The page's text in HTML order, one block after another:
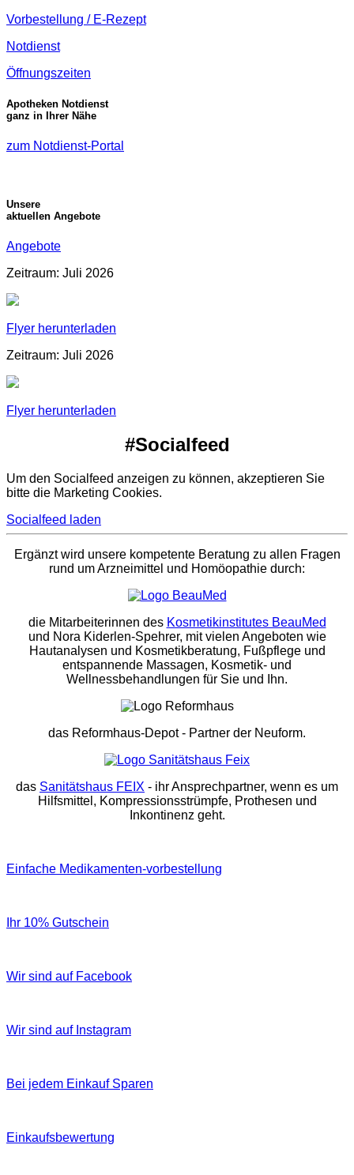
Vorbestellung / E-Rezept
Notdienst
Öffnungszeiten
Apotheken Notdienst
ganz in Ihrer Nähe
zum Notdienst-Portal
Unsere
aktuellen Angebote
Angebote
Zeitraum: Juli 2026
Flyer herunterladen
Zeitraum: Juli 2026
Flyer herunterladen
#Socialfeed
Um den Socialfeed anzeigen zu können, akzeptieren Sie
bitte die Marketing Cookies.
Socialfeed laden
Ergänzt wird unsere kompetente Beratung zu allen Fragen
rund um Arzneimittel und Homöopathie durch:
die Mitarbeiterinnen des Kosmetikinstitutes BeauMed
und Nora Kiderlen-Spehrer, mit vielen Angeboten wie
Hautanalysen und Kosmetikberatung, Fußpflege und
entspannende Massagen, Kosmetik- und
Wellnessbehandlungen für Sie und Ihn.
das Reformhaus-Depot- Partner der Neuform.
das Sanitätshaus FEIX - ihr Ansprechpartner, wenn es um
Hilfsmittel, Kompressionsstrümpfe, Prothesen und
Inkontinenz geht.
Einfache Medikamenten-vorbestellung
Ihr 10% Gutschein
Wir sind auf Facebook
Wir sind auf Instagram
Bei jedem Einkauf Sparen
Einkaufsbewertung